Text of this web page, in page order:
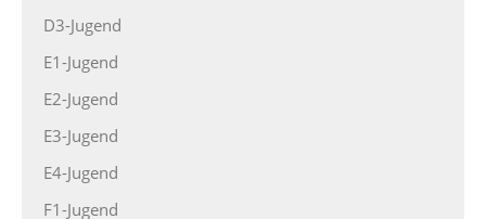
D3-Jugend
E1-Jugend
E2-Jugend
E3-Jugend
E4-Jugend
F1-Jugend